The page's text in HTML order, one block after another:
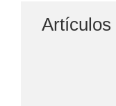
Artículos